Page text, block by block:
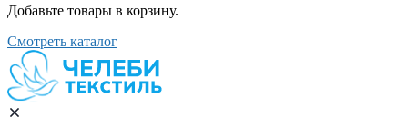
Добавьте товары в корзину.
Смотреть каталог